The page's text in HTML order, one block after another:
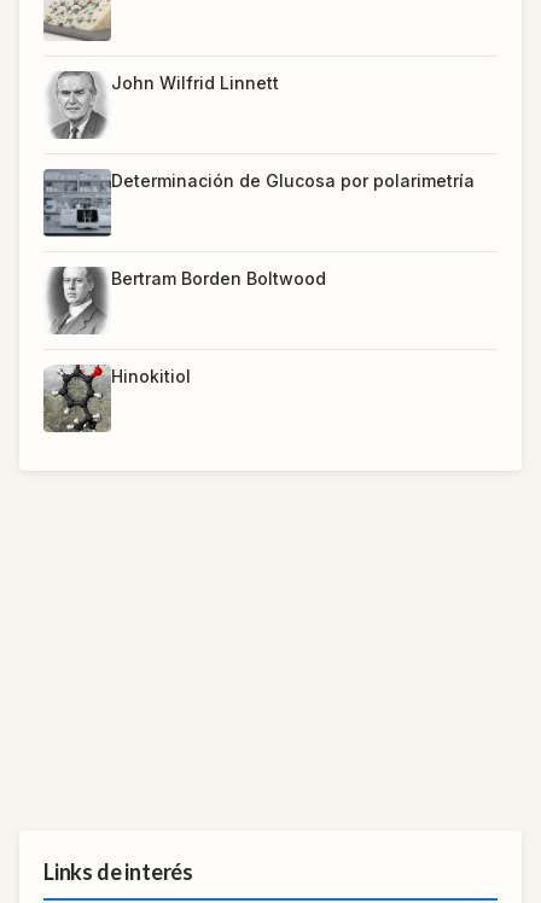
John Wilfrid Linnett
Determinación de Glucosa por polarimetría
Bertram Borden Boltwood
Hinokitiol
Links de interés